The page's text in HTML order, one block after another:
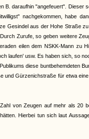
B. daraufhin "angefeuert". Dieser
nachgekommen, habe
Gesindel aus der Hohe Straße
Zurufe, so geben weitere
eilen dem NSKK-Mann zu
laufen' usw. Es haben sich, so
diese buntbehemdeten
und Gürzenichstraße für etwa
von Zeugen auf mehr als 20
Hierbei tun sich laut